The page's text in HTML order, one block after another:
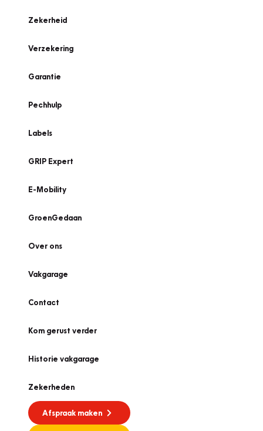
Zekerheid
Verzekering
Garantie
Pechhulp
Labels
GRIP Expert
E-Mobility
GroenGedaan
Over ons
Vakgarage
Contact
Kom gerust verder
Historie vakgarage
Zekerheden
Afspraak maken